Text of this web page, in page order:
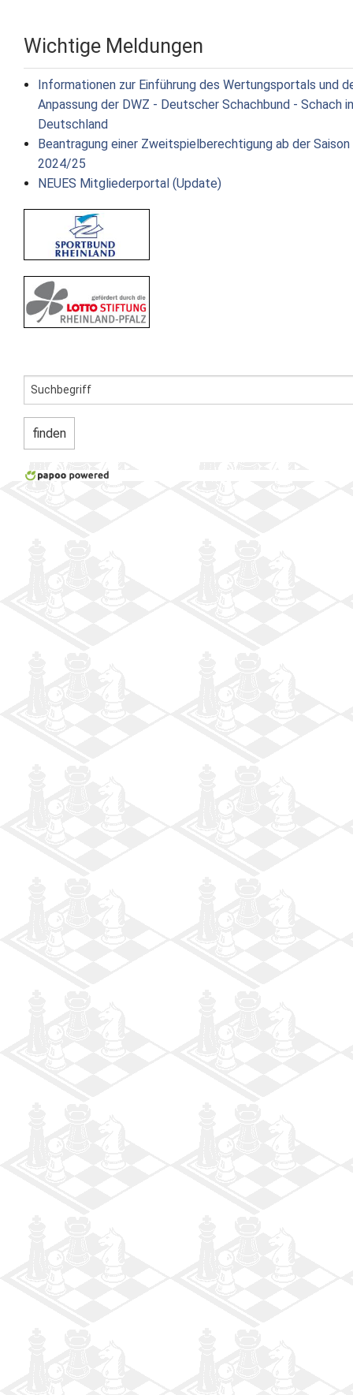
Wichtige Meldungen
Informationen zur Einführung des Wertungsportals und
Anpassung der DWZ - Deutscher Schachbund - Schach in
Deutschland
Beantragung einer Zweitspielberechtigung ab der Saison
2024/25
NEUES Mitgliederportal (Update)